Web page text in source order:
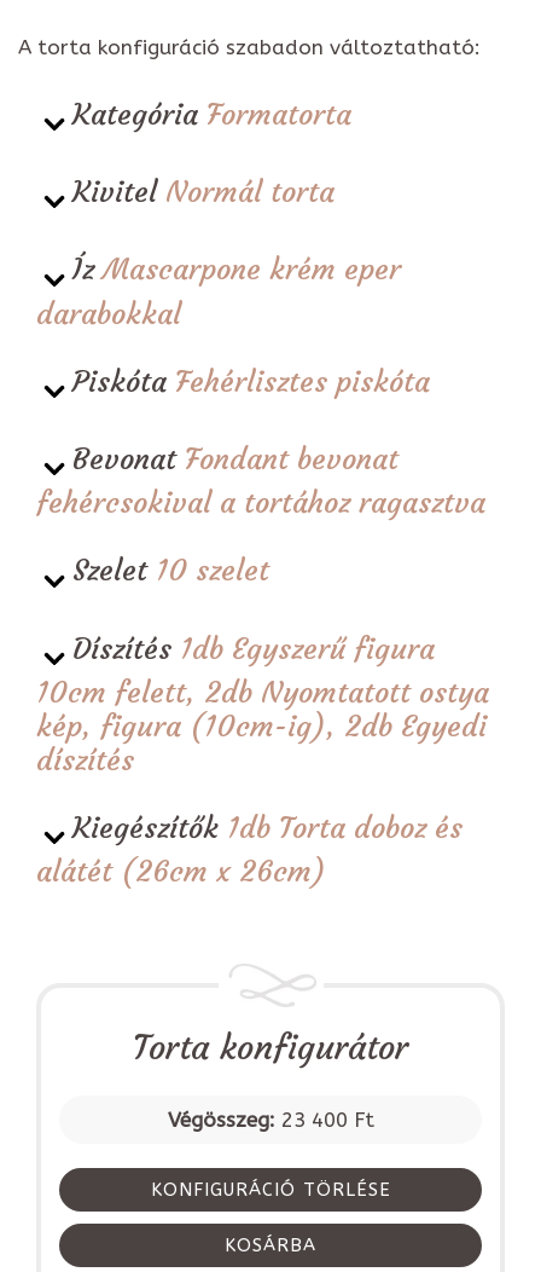
A torta konfiguráció szabadon változtatható:
Kategória Formatorta
Kivitel Normál torta
ÍzMascarpone krém eper
darabokkal
Piskóta Fehérlisztes piskóta
Bevonat Fondant bevonat
fehércsokival a tortához ragasztva
Szelet 10 szelet
Díszítés 1db Egyszerű figura
10cm felett, 2db Nyomtatott ostya
kép, figura (10cm-ig), 2db Egyedi
díszítés
Kiegészítők 1db Torta doboz és
alátét (26cm x 26cm)
Torta konfigurátor
Végösszeg: 23 400 Ft
KONFIGURÁCIÓ TÖRLÉSE
KOSÁRBA